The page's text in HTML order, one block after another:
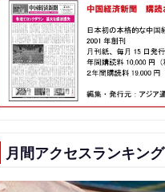
月間アクセスランキング